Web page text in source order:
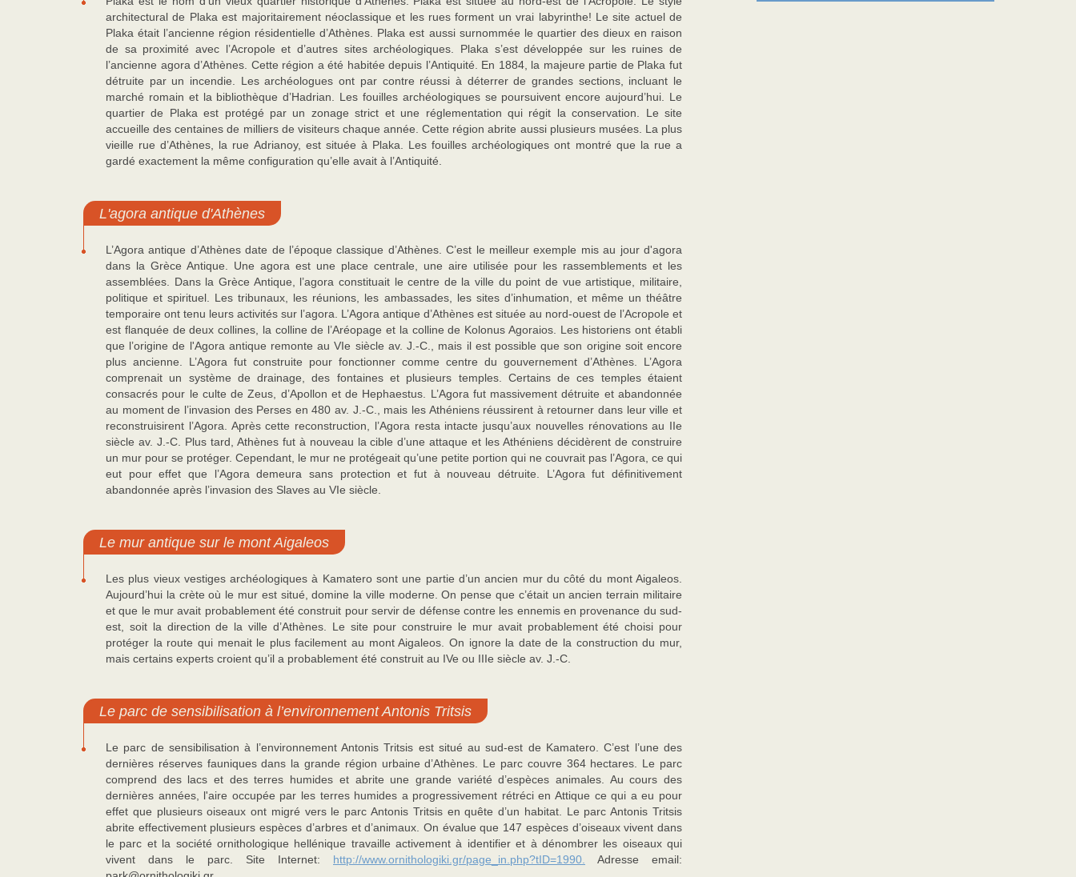
architectural de Plaka est majoritairement néoclassique et les rues forment un vrai labyrinthe! Le site actuel de
Plaka était l’ancienne région résidentielle d’Athènes. Plaka est aussi surnommée le quartier des dieux en raison
de sa proximité avec l’Acropole et d’autres sites archéologiques. Plaka s’est développée sur les ruines de
l’ancienne agora d’Athènes. Cette région a été habitée depuis l’Antiquité. En 1884, la majeure partie de Plaka fut
détruite par un incendie. Les archéologues ont par contre réussi à déterrer de grandes sections, incluant le
marché romain et la bibliothèque d’Hadrian. Les fouilles archéologiques se poursuivent encore aujourd’hui. Le
quartier de Plaka est protégé par un zonage strict et une réglementation qui régit la conservation. Le site
accueille des centaines de milliers de visiteurs chaque année. Cette région abrite aussi plusieurs musées. La plus
vieille rue d’Athènes, la rue Adrianoy, est située à Plaka. Les fouilles archéologiques ont montré que la rue a
gardé exactement la même configuration qu’elle avait à l’Antiquité.
L'agora antique d'Athènes
L’Agora antique d’Athènes date de l’époque classique d’Athènes. C’est le meilleur exemple mis au jour d'agora
dans la Grèce Antique. Une agora est une place centrale, une aire utilisée pour les rassemblements et les
assemblées. Dans la Grèce Antique, l’agora constituait le centre de la ville du point de vue artistique, militaire,
politique et spirituel. Les tribunaux, les réunions, les ambassades, les sites d’inhumation, et même un théâtre
temporaire ont tenu leurs activités sur l’agora. L’Agora antique d’Athènes est située au nord-ouest de l’Acropole et
est flanquée de deux collines, la colline de l’Aréopage et la colline de Kolonus Agoraios. Les historiens ont établi
que l’origine de l'Agora antique remonte au VIe siècle av. J.-C., mais il est possible que son origine soit encore
plus ancienne. L’Agora fut construite pour fonctionner comme centre du gouvernement d’Athènes. L’Agora
comprenait un système de drainage, des fontaines et plusieurs temples. Certains de ces temples étaient
consacrés pour le culte de Zeus, d’Apollon et de Hephaestus. L’Agora fut massivement détruite et abandonnée
au moment de l’invasion des Perses en 480 av. J.-C., mais les Athéniens réussirent à retourner dans leur ville et
reconstruisirent l’Agora. Après cette reconstruction, l’Agora resta intacte jusqu’aux nouvelles rénovations au IIe
siècle av. J.-C. Plus tard, Athènes fut à nouveau la cible d’une attaque et les Athéniens décidèrent de construire
un mur pour se protéger. Cependant, le mur ne protégeait qu’une petite portion qui ne couvrait pas l’Agora, ce qui
eut pour effet que l’Agora demeura sans protection et fut à nouveau détruite. L’Agora fut définitivement
abandonnée après l’invasion des Slaves au VIe siècle.
Le mur antique sur le mont Aigaleos
Les plus vieux vestiges archéologiques à Kamatero sont une partie d’un ancien mur du côté du mont Aigaleos.
Aujourd’hui la crète où le mur est situé, domine la ville moderne. On pense que c’était un ancien terrain militaire
et que le mur avait probablement été construit pour servir de défense contre les ennemis en provenance du sud-
est, soit la direction de la ville d’Athènes. Le site pour construire le mur avait probablement été choisi pour
protéger la route qui menait le plus facilement au mont Aigaleos. On ignore la date de la construction du mur,
mais certains experts croient qu’il a probablement été construit au IVe ou IIIe siècle av. J.-C.
Le parc de sensibilisation à l’environnement Antonis Tritsis
Le parc de sensibilisation à l’environnement Antonis Tritsis est situé au sud-est de Kamatero. C’est l’une des
dernières réserves fauniques dans la grande région urbaine d’Athènes. Le parc couvre 364 hectares. Le parc
comprend des lacs et des terres humides et abrite une grande variété d’espèces animales. Au cours des
dernières années, l'aire occupée par les terres humides a progressivement rétréci en Attique ce qui a eu pour
effet que plusieurs oiseaux ont migré vers le parc Antonis Tritsis en quête d’un habitat. Le parc Antonis Tritsis
abrite effectivement plusieurs espèces d’arbres et d’animaux. On évalue que 147 espèces d’oiseaux vivent dans
le parc et la société ornithologique hellénique travaille activement à identifier et à dénombrer les oiseaux qui
vivent dans le parc. Site Internet: http://www.ornithologiki.gr/page_in.php?tID=1990.
Adresse email: